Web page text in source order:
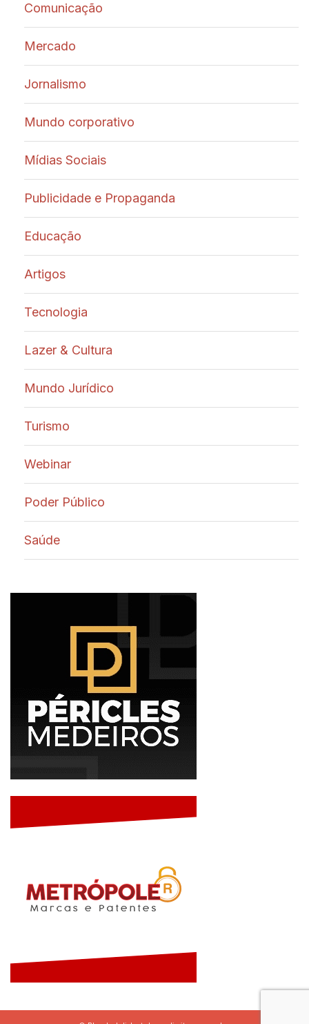
Comunicação
Mercado
Jornalismo
Mundo corporativo
Mídias Sociais
Publicidade e Propaganda
Educação
Artigos
Tecnologia
Lazer & Cultura
Mundo Jurídico
Turismo
Webinar
Poder Público
Saúde